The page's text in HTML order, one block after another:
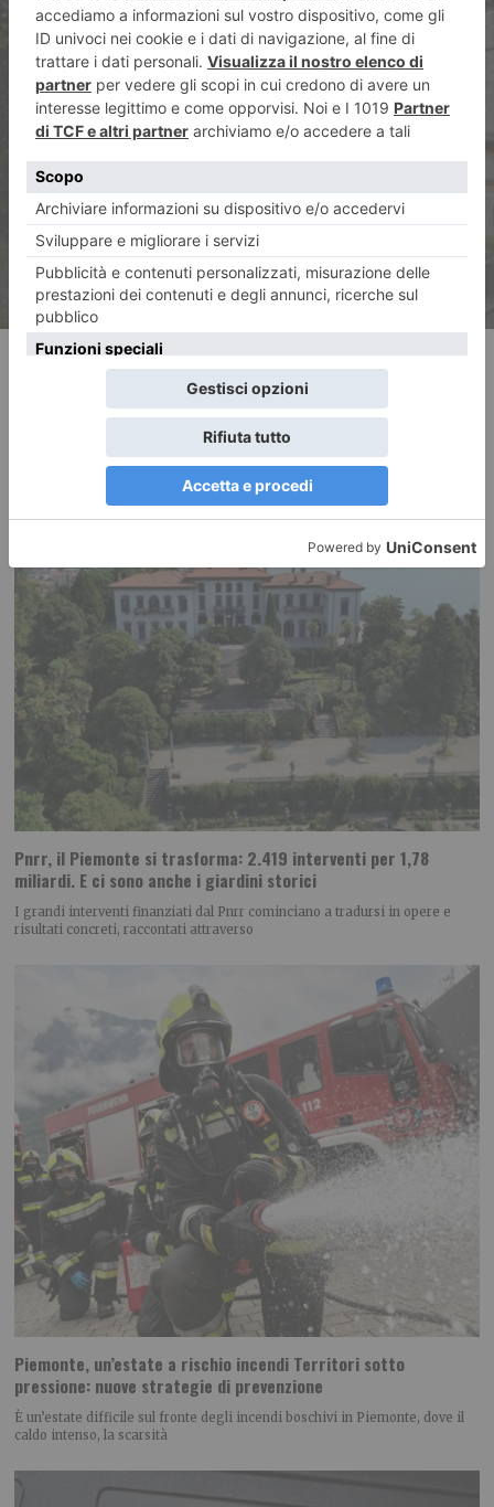
ARTICOLO SUCCESSIVO
I misteri del borgo storico di
Rosazza
RECENTI:
Pnrr, il Piemonte si trasforma: 2.419 interventi per 1,78
miliardi. E ci sono anche i giardini storici
I grandi interventi finanziati dal Pnrr cominciano a tradursi in opere e
risultati concreti, raccontati attraverso
Piemonte, un’estate a rischio incendi Territori sotto
pressione: nuove strategie di prevenzione
È un’estate difficile sul fronte degli incendi boschivi in Piemonte, dove il
caldo intenso, la scarsità